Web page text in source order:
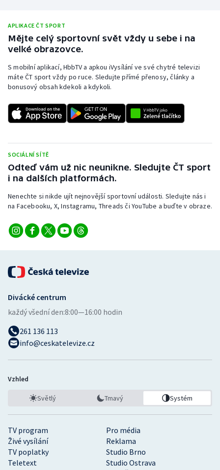
APLIKACE ČT SPORT
Mějte celý sportovní svět vždy u sebe i na
velké obrazovce.
S mobilní aplikací, HbbTV a apkou iVysílání ve své chytré televizi
máte ČT sport vždy po ruce. Sledujte přímé přenosy, články a
bonusový obsah kdekoli a kdykoli.
SOCIÁLNÍ SÍTĚ
Odteď vám už nic neunikne. Sledujte ČT sport
i na dalších platformách.
Nenechte si nikde ujít nejnovější sportovní události. Sledujte nás i
na Facebooku, X, Instagramu, Threads či YouTube a buďte v obraze.
TV program
Pro média
Živé vysílání
Reklama
TV poplatky
Studio Brno
Teletext
Studio Ostrava
Divácké centrum
každý všední den:8:00—16:00 hodin
261 136 113
info@ceskatelevize.cz
Vzhled
Světlý Tmavý Systém